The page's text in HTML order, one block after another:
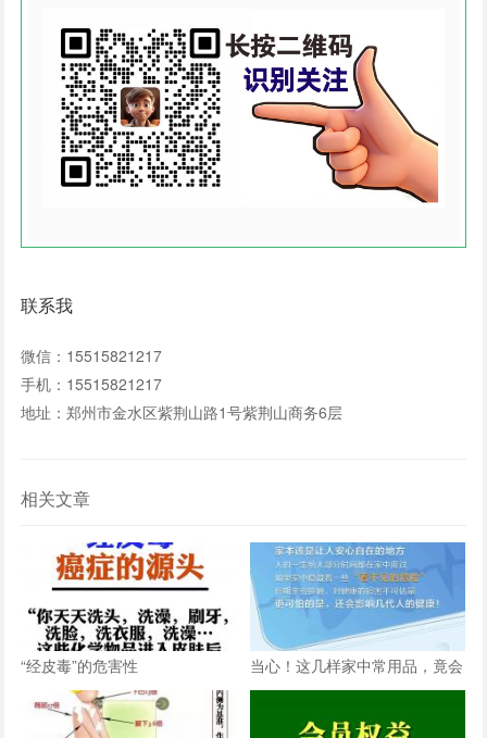
联系我
微信：15515821217
手机：15515821217
地址：郑州市金水区紫荆山路1号紫荆山商务6层
相关文章
“经皮毒”的危害性
当心！这几样家中常用品，竟会
让孩子患上哮喘病